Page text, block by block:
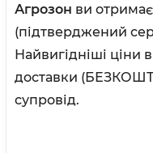
Агрозон ви
(підтверджений
Найвигідніші ціни в
доставки
супровід.